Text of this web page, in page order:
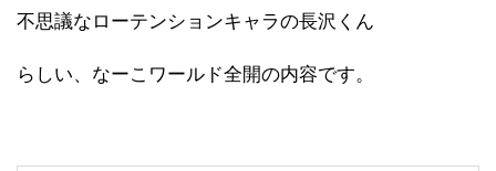
不思議なローテンションキャラの長沢くん
らしい、なーこワールド全開の内容です。